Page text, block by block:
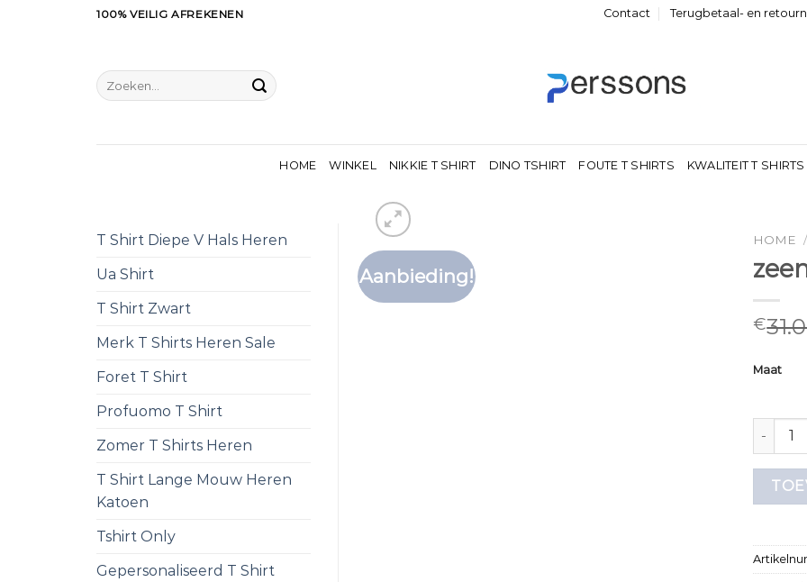
100% VEILIG AFREKENEN Contact Terugbetaal- en
Zoeken
naar:
HOME WINKEL NIKKIE T SHIRT DINO TSHIRT FOUTE T SHIRTS KWALITEIT T SHIRTS
T Shirt Diepe V Hals Heren
Ua Shirt
T Shirt Zwart
Merk T Shirts Heren Sale
Foret T Shirt
Profuomo T Shirt
Zomer T Shirts Heren
T Shirt Lange Mouw Heren
Katoen
Tshirt Only
Gepersonaliseerd T Shirt
Aanbieding!
HOME /
€
Maat